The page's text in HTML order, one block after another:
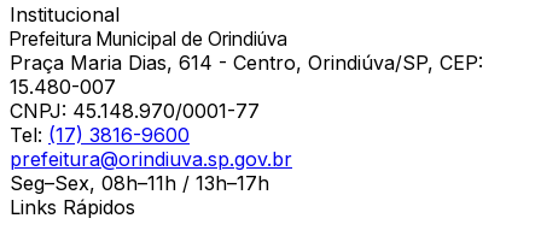
Institucional
Prefeitura Municipal de Orindiúva
Praça Maria Dias, 614 - Centro, Orindiúva/SP, CEP:
15.480-007
CNPJ: 45.148.970/0001-77
Tel: (17) 3816-9600
prefeitura@orindiuva.sp.gov.br
Seg–Sex, 08h–11h / 13h–17h
Links Rápidos